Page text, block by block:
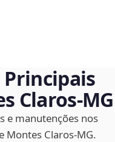
Principais
Claros‑MG
e manutenções nos
Montes Claros‑MG.